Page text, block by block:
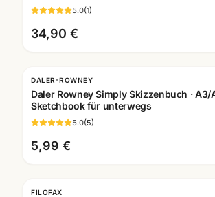
5.0(1)
34,90 €
DALER-ROWNEY
Daler Rowney Simply Skizzenbuch · A3/
Sketchbook für unterwegs
5.0(5)
5,99 €
FILOFAX